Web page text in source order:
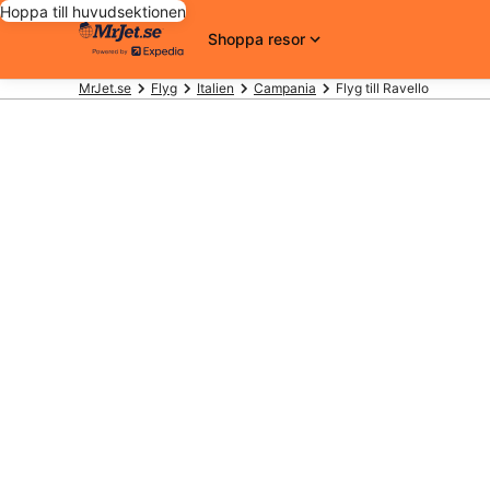
Hoppa till huvudsektionen
Shoppa resor
MrJet.se Flyg Italien Campania Flyg till Ravello